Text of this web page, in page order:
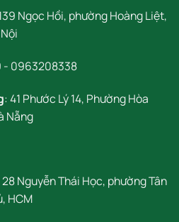
Ngọc Hồi, phường Hoàng Liệt,
- 0963208338
: 41 Phước Lý 14, Phường Hòa
Nẵng
Nguyễn Thái Học, phường Tân
HCM